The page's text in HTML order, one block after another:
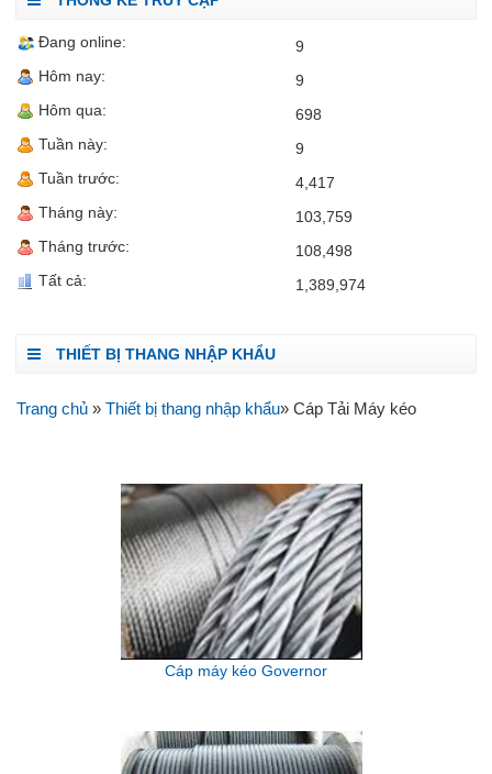
Đang online:
9
Hôm nay:
9
Hôm qua:
698
Tuần này:
9
Tuần trước:
4,417
Tháng này:
103,759
Tháng trước:
108,498
Tất cả:
1,389,974
THIẾT BỊ THANG NHẬP KHẨU
Trang chủ » Thiết bị thang nhập khẩu» Cáp Tải Máy kéo
Cáp máy kéo Governor